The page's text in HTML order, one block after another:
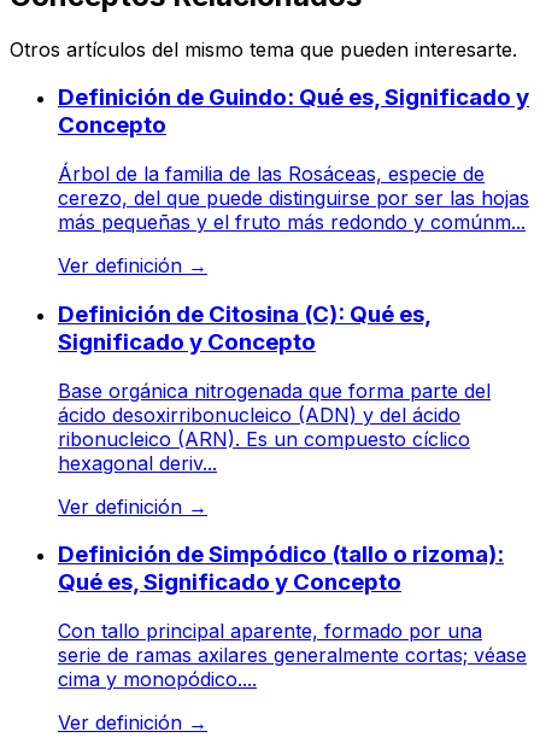
Otros artículos del mismo tema que pueden interesarte.
Definición de Guindo: Qué es, Significado y
Concepto
Árbol de la familia de las Rosáceas, especie de
cerezo, del que puede distinguirse por ser las hojas
más pequeñas y el fruto más redondo y comúnm...
Ver definición →
Definición de Citosina (C): Qué es,
Significado y Concepto
Base orgánica nitrogenada que forma parte del
ácido desoxirribonucleico (ADN) y del ácido
ribonucleico (ARN). Es un compuesto cíclico
hexagonal deriv...
Ver definición →
Definición de Simpódico (tallo o rizoma):
Qué es, Significado y Concepto
Con tallo principal aparente, formado por una
serie de ramas axilares generalmente cortas; véase
cima y monopódico....
Ver definición →